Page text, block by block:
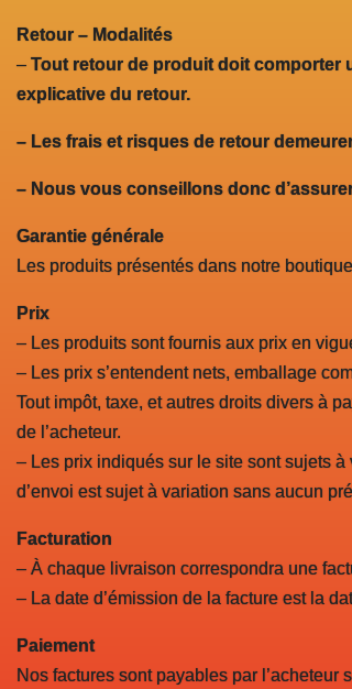
Retour – Modalités
– Tout retour de produit doit comporter
explicative du retour.
– Les frais et risques de retour
– Nous vous conseillons donc
Garantie générale
Les produits présentés dans notre
Prix
– Les produits sont fournis aux prix en
– Les prix s’entendent nets, emballage
Tout impôt, taxe, et autres droits divers à
de l’acheteur.
– Les prix indiqués sur le site sont sujets
d’envoi est sujet à variation sans aucun
Facturation
– À chaque livraison correspondra une
– La date d’émission de la facture est la
Paiement
Nos factures sont payables par